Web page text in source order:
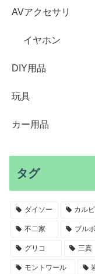
AVアクセサリ
イヤホン
DIY用品
玩具
カー用品
タグ
ダイソー カル
不二家 ブル
グリコ 三真
モントワール